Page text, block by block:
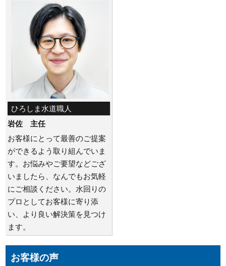
ひろしま水道職人
岩佐 主任
お客様にとって最善のご提案
ができるよう取り組んでいま
す。お悩みやご要望などござ
いましたら、なんでもお気軽
にご相談ください。水回りの
プロとしてお客様に寄り添
い、より良い解決策を見つけ
ます。
お客様の声